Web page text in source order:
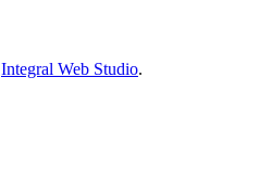
Integral Web Studio.